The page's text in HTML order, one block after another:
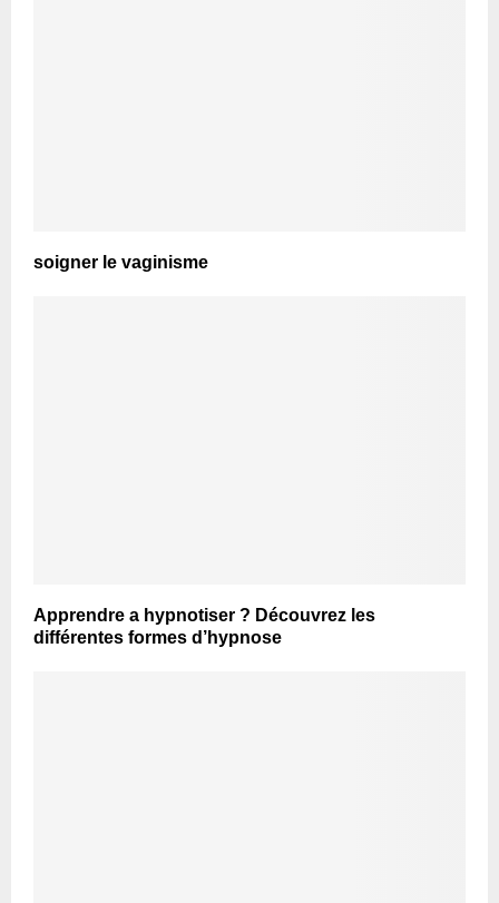
soigner le vaginisme
Apprendre a hypnotiser ? Découvrez les
différentes formes d’hypnose